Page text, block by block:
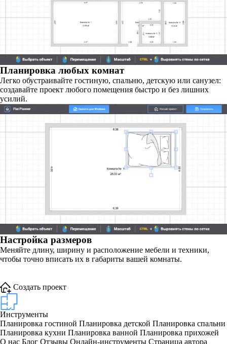
Планировка любых комнат
Легко обустраивайте гостиную, спальню, детскую или санузел:
создавайте проект любого помещения быстро и без лишних
усилий.
Настройка размеров
Меняйте длину, ширину и расположение мебели и техники,
чтобы точно вписать их в габариты вашей комнаты.
Создать проект
Инструменты
Планировка гостиной Планировка детской Планировка спальни
Планировка кухни Планировка ванной Планировка прихожей
О нас Блог Отзывы Онлайн-инструменты Страница автора